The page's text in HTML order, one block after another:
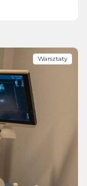
Warsztaty